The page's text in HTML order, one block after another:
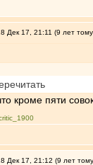
Дек 17, 21:11 (9 лет
кроме пяти
Дек 17, 21:12 (9 лет